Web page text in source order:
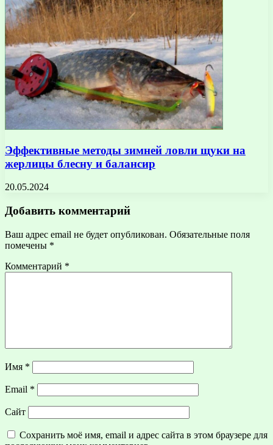
Эффективные методы зимней ловли щуки на
жерлицы блесну и балансир
20.05.2024
Добавить комментарий
Ваш адрес email не будет опубликован. Обязательные поля
помечены *
Комментарий *
Имя *
Email *
Сайт
Сохранить моё имя, email и адрес сайта в этом браузере для